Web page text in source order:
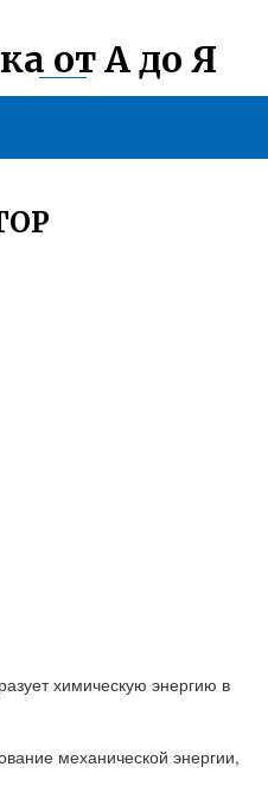
от А до Я
химическую энергию в
механической энергии,